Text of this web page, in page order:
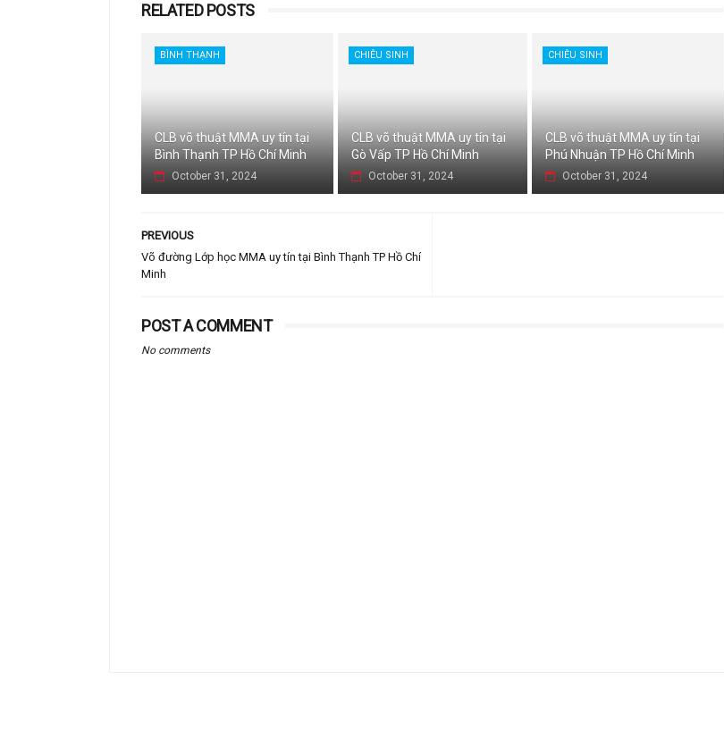
RELATED POSTS
BÌNH THẠNH
CLB võ thuật MMA uy tín tại
Bình Thạnh TP Hồ Chí Minh
October 31, 2024
CHIÊU SINH
CLB võ thuật MMA uy tín tại
Gò Vấp TP Hồ Chí Minh
October 31, 2024
CHIÊU SINH
CLB võ thuật MMA uy tín tại
Phú Nhuận TP Hồ Chí Minh
October 31, 2024
PREVIOUS
Võ đường Lớp học MMA uy tín tại Bình Thạnh TP Hồ Chí
Minh
POST A COMMENT
No comments